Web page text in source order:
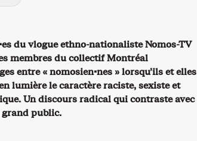
du vlogue ethno-nationaliste Nomos-TV
membres du collectif Montréal
entre « nomosien·nes » lorsqu’ils et elles
lumière le caractère raciste, sexiste et
Un discours radical qui contraste avec
grand public.